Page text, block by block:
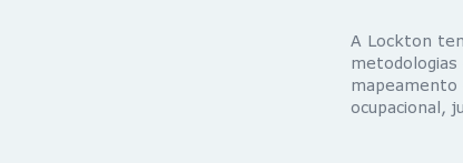
A Lockton
mapeamento
ocupacional,